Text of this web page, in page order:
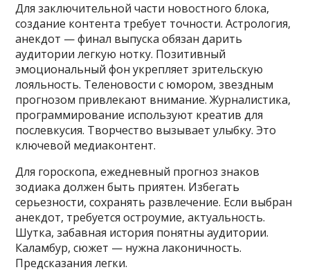
Для заключительной части новостного блока,
создание контента требует точности. Астрология,
анекдот — финал выпуска обязан дарить
аудитории легкую нотку. Позитивный
эмоциональный фон укрепляет зрительскую
лояльность. Теленовости с юмором, звездным
прогнозом привлекают внимание. Журналистика,
программирование используют креатив для
послевкусия. Творчество вызывает улыбку. Это
ключевой медиаконтент.
Для гороскопа, ежедневный прогноз знаков
зодиака должен быть приятен. Избегать
серьезности, сохранять развлечение. Если выбран
анекдот, требуется остроумие, актуальность.
Шутка, забавная история понятны аудитории.
Каламбур, сюжет — нужна лаконичность.
Предсказания легки.